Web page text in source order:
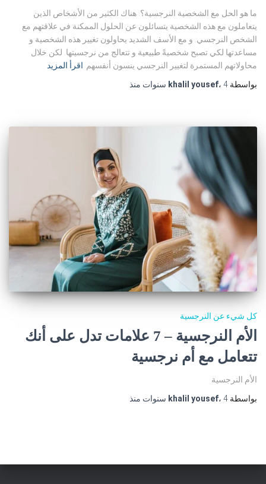
ما هو الحل مع الشخصية النرجسية؟. هناك الكثير من الأشخاص الذين
يتعاملون مع هذه الشخصية يتسائلون عن الحلول الممكنة في علاقتهم مع
الشخص النرجسي. و مع الأسف الشديد يحاولون تغيير هذه الشخصية و
مساعدتها لكي تصبح شخصيةً طبيعية و تتعالج من نرجسيتها. لكن خلال
محاولاتهم المستمرة لتغيير النرجسي ينسون أنفسهم اقرأ المزيد
بواسطة
khalil yousef، 4 سنوات منذ
كل شيء عن النرجسية
الأم النرجسية – 7 علامات تدل على أنك
تتعامل مع أم نرجسية
الأم النرجسية
بواسطة
khalil yousef، 4 سنوات منذ